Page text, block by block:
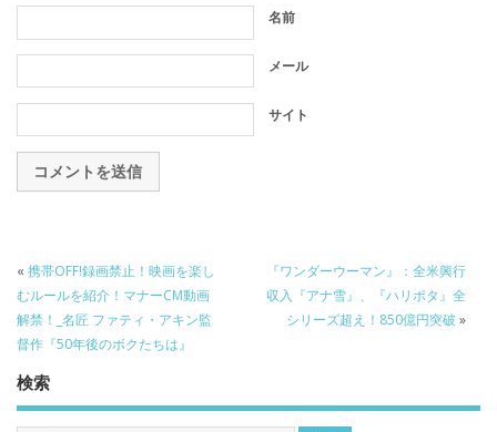
名前
メール
サイト
« 携帯OFF!録画禁止！映画を楽し
むルールを紹介！マナーCM動画
解禁！_名匠 ファティ・アキン監
督作『50年後のボクたちは』
『ワンダーウーマン』：全米興行
収入『アナ雪』、『ハリポタ』全
シリーズ超え！850億円突破 »
検索